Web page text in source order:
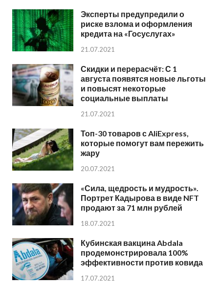
Эксперты предупредили о
риске взлома и оформления
кредита на «Госуслугах»
21.07.2021
Скидки и перерасчёт: С 1
августа появятся новые льготы
и повысят некоторые
социальные выплаты
21.07.2021
Топ-30 товаров с AliExpress,
которые помогут вам пережить
жару
20.07.2021
«Сила, щедрость и мудрость».
Портрет Кадырова в виде NFT
продают за 71 млн рублей
18.07.2021
Кубинская вакцина Abdala
продемонстрировала 100%
эффективности против ковида
17.07.2021